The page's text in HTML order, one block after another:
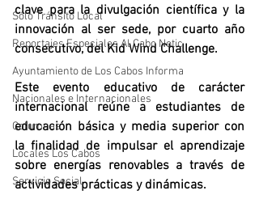
Sólo Tránsito Local
Reportajes Especiales Al Cabo Notic
Ayuntamiento de Los Cabos Informa
Nacionales e Internacionales
Columnas
Locales Los Cabos
Servicio Social
clave para la divulgación científica y la
innovación al ser sede, por cuarto año
consecutivo, del Kid Wind Challenge.
Este evento educativo de carácter
internacional reúne a estudiantes de
educación básica y media superior con
la finalidad de impulsar el aprendizaje
sobre energías renovables a través de
actividades prácticas y dinámicas.